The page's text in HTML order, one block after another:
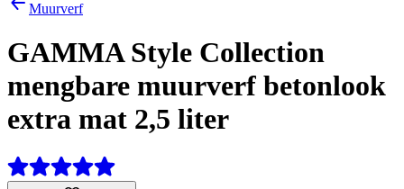
Muurverf
GAMMA Style Collection
mengbare muurverf betonlook
extra mat 2,5 liter